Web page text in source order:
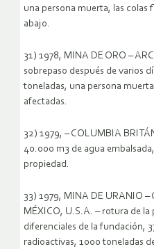
una persona muerta, las colas
abajo.
31) 1978, MINA DE ORO –
sobrepaso después de varios
toneladas, una persona
afectadas.
32) 1979, – COLUMBIA
40.000 m3 de agua
propiedad.
33) 1979, MINA DE URANIO –
MÉXICO, U.S.A. – rotura de
diferenciales de la fundación,
radioactivas, 1000 toneladas